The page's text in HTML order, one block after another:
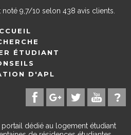
noté 9,7/10 selon 438 avis clients.
ÉTUDIANT
D'APL
portail dédié au logement étudiant